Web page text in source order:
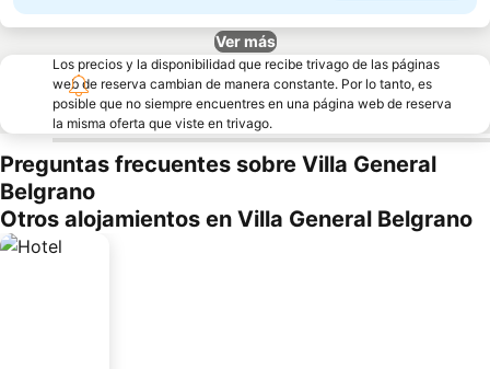
Ver más
Los precios y la disponibilidad que recibe trivago de las páginas
web de reserva cambian de manera constante. Por lo tanto, es
posible que no siempre encuentres en una página web de reserva
la misma oferta que viste en trivago.
Preguntas frecuentes sobre Villa General
Belgrano
Otros alojamientos en Villa General Belgrano